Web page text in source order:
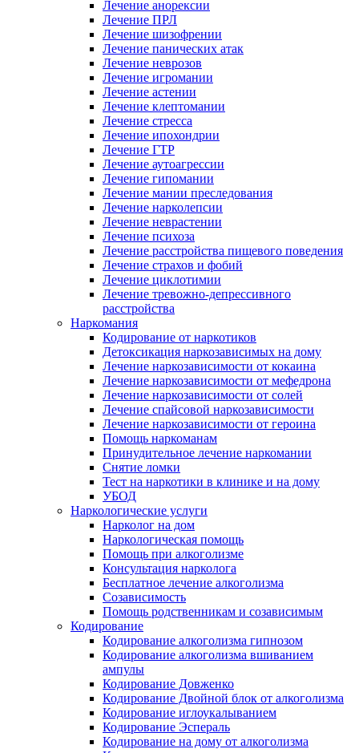
Лечение анорексии
Лечение ПРЛ
Лечение шизофрении
Лечение панических атак
Лечение неврозов
Лечение игромании
Лечение астении
Лечение клептомании
Лечение стресса
Лечение ипохондрии
Лечение ГТР
Лечение аутоагрессии
Лечение гипомании
Лечение мании преследования
Лечение нарколепсии
Лечение неврастении
Лечение психоза
Лечение расстройства пищевого поведения
Лечение страхов и фобий
Лечение циклотимии
Лечение тревожно-депрессивного
расстройства
Наркомания
Кодирование от наркотиков
Детоксикация наркозависимых на дому
Лечение наркозависимости от кокаина
Лечение наркозависимости от мефедрона
Лечение наркозависимости от солей
Лечение спайсовой наркозависимости
Лечение наркозависимости от героина
Помощь наркоманам
Принудительное лечение наркомании
Снятие ломки
Тест на наркотики в клинике и на дому
УБОД
Наркологические услуги
Нарколог на дом
Наркологическая помощь
Помощь при алкоголизме
Консультация нарколога
Бесплатное лечение алкоголизма
Созависимость
Помощь родственникам и созависимым
Кодирование
Кодирование алкоголизма гипнозом
Кодирование алкоголизма вшиванием
ампулы
Кодирование Довженко
Кодирование Двойной блок от алкоголизма
Кодирование иглоукалыванием
Кодирование Эспераль
Кодирование на дому от алкоголизма